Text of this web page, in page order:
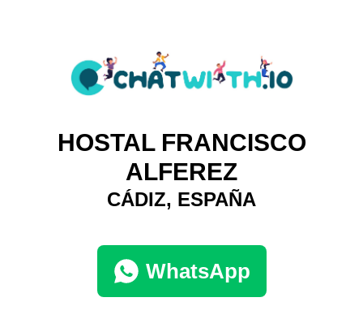
HOSTAL FRANCISCO
ALFEREZ
CÁDIZ, ESPAÑA
WhatsApp